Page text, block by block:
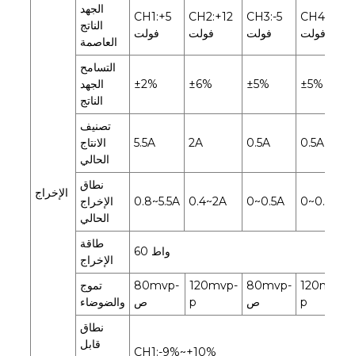
الإخراج
الجهد
الناتج
العاصمة
CH1:+5
فولت
CH2:+12
فولت
CH3:-5
فولت
CH4:-12
فولت
التسامح
الجهد
الناتج
±2% ±6% ±5% ±5%
تصنيف
الانتاج
الحالي
5.5A 2A 0.5A 0.5A
نطاق
الإخراج
الحالي
0.8~5.5A 0.4~2A 0~0.5A 0~0.5A
طاقة
الإخراج
60 واط
تموج
والضوضاء
80mvp-
ص
120mvp-
p
80mvp-
ص
120mvp-
p
نطاق
قابل
CH1:-9%~+10%